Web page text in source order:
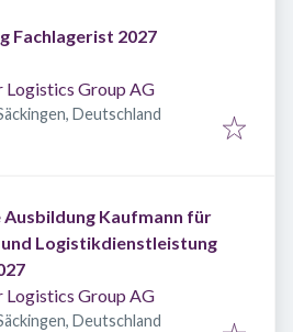
Fachlagerist 2027
Logistics Group AG
Deutschland
Kaufmann für
Logistikdienstleistung
Logistics Group AG
Deutschland